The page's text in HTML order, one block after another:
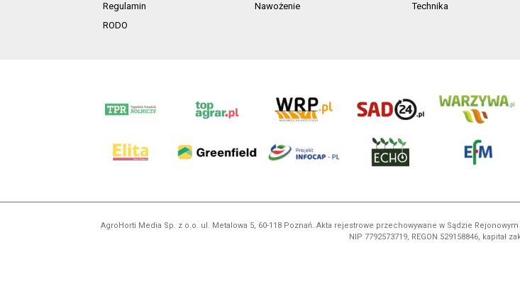
Regulamin
RODO
Nawożenie
Technika
AgroHorti Media Sp. z o.o. ul. Metalowa 5, 60-118 Poznań. Akta rejestrowe przechowywane w Sądzie
NIP 7792573719, REGON 529158846, kapitał